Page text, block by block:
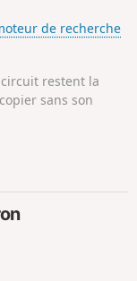
de recherche
circuit restent la
sans son